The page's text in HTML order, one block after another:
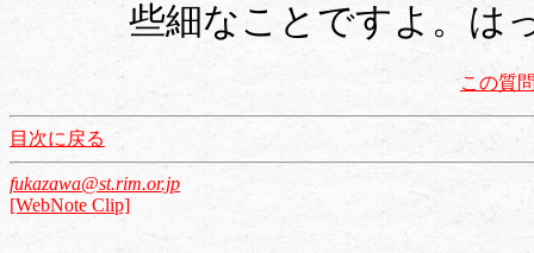
些細なことですよ。は
この質
目次に戻る
fukazawa@st.rim.or.jp
[WebNote Clip]